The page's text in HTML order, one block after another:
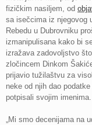
fizičkim nasiljem, od
sa isečcima iz njegovog
Rebedu u Dubrovniku
izmanipulisana kako bi
izražava zadovoljstvo
zločincem Dinkom
prijavio tužilaštvu za
neke od njih dao
potpisali svojim imenima.
„Mi smo decenijama na